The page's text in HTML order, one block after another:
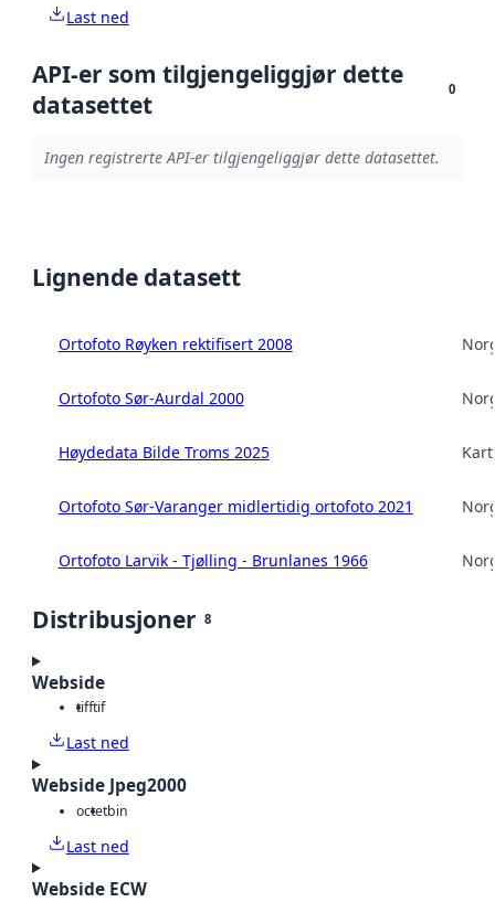
Last ned
API-er som tilgjengeliggjør dette
datasettet
0
Ingen registrerte API-er tilgjengeliggjør dette datasettet.
Lignende datasett
Ortofoto Røyken rektifisert 2008
Ortofoto Sør-Aurdal 2000
Høydedata Bilde Troms 2025
Ortofoto Sør-Varanger midlertidig ortofoto 2021
Ortofoto Larvik - Tjølling - Brunlanes 1966
Distribusjoner 8
Webside
tifftif
Last ned
Webside Jpeg2000
octetbin
Last ned
Webside ECW